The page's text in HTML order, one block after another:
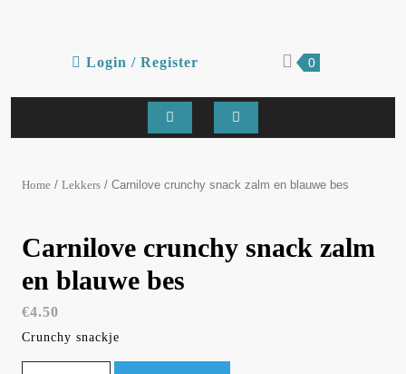
Login / Register
Register
shopping
0
Open
Home / Lekkers / Carnilove crunchy snack zalm en blauwe bes
Carnilove crunchy snack zalm
en blauwe bes
€4.50
Crunchy snackje